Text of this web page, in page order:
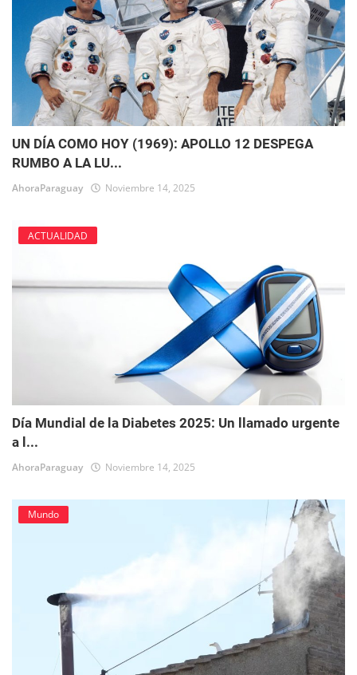
UN DÍA COMO HOY (1969): APOLLO 12 DESPEGA
RUMBO A LA LU...
AhoraParaguay Noviembre 14, 2025
ACTUALIDAD
Día Mundial de la Diabetes 2025: Un llamado urgente
a l...
AhoraParaguay Noviembre 14, 2025
Mundo